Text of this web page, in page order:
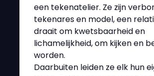
een tekenatelier. Ze zijn
tekenares en model, een
draait om kwetsbaarheid en
lichamelijkheid, om kijken en
worden.
Daarbuiten leiden ze elk hun